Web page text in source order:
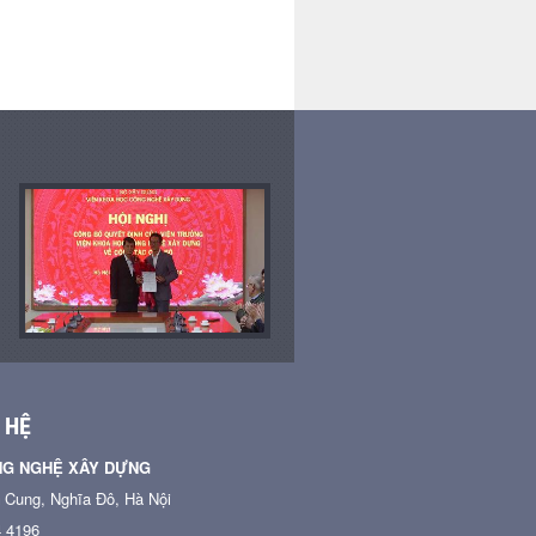
NGHỆ XÂY DỰNG
Nghĩa Đô, Hà Nội
4196